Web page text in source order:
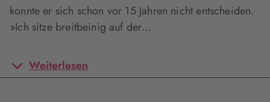
konnte er sich schon vor 15 Jahren nicht entscheiden.
»Ich sitze breitbeinig auf der…
Weiterlesen